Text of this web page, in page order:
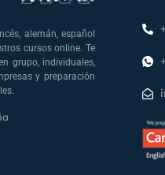
alemán, español
cursos online. Te
grupo, individuales,
y preparación